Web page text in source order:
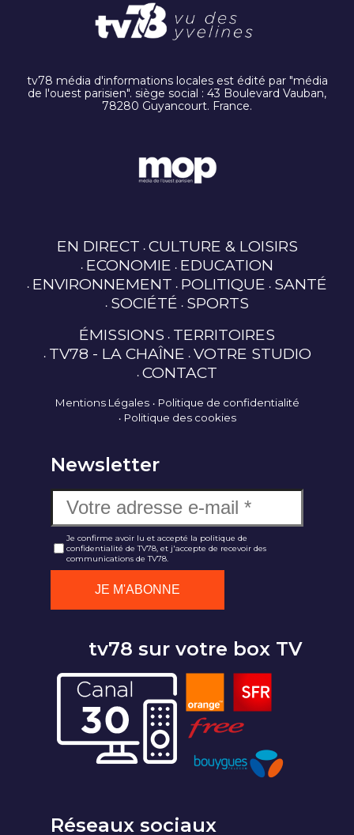
tv78 média d'informations locales est édité par "média
de l'ouest parisien". siège social : 43 Boulevard Vauban,
78280 Guyancourt. France.
EN DIRECT CULTURE & LOISIRS
ECONOMIE EDUCATION
ENVIRONNEMENT POLITIQUE SANTÉ
SOCIÉTÉ SPORTS
ÉMISSIONS TERRITOIRES
TV78 - LA CHAÎNE VOTRE STUDIO
CONTACT
Mentions Légales
Politique de confidentialité
Politique des cookies
Newsletter
Je confirme avoir lu et accepté la politique de
confidentialité de TV78, et j'accepte de recevoir des
communications de TV78.
tv78 sur votre box TV
Réseaux sociaux